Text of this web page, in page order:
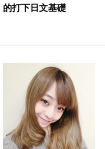
的打下日文基礎